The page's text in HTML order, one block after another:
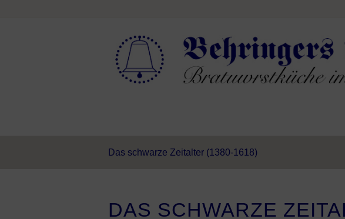
Das schwarze Zeitalter (1380-1618)
DAS SCHWARZE